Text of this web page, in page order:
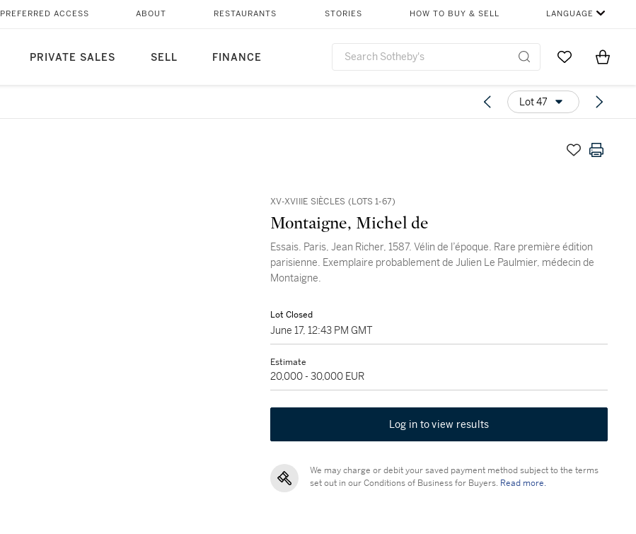
PRIVATE SALES SELL FINANCE
PREFERRED ACCESS ABOUT RESTAURANTS STORIES HOW TO BUY & SELL LANGUAGE
Go to MyItems
Lot 47
XV-XVIIIE SIÈCLES (LOTS 1-67)
Montaigne, Michel de
Essais. Paris, Jean Richer, 1587. Vélin de l’époque. Rare première édition
parisienne. Exemplaire probablement de Julien Le Paulmier, médecin de
Montaigne.
Lot Closed
June 17, 12:43 PM GMT
Estimate
20,000 - 30,000 EUR
Log in to view results
We may charge or debit your saved payment method subject to the terms
set out in our Conditions of Business for Buyers. Read more.